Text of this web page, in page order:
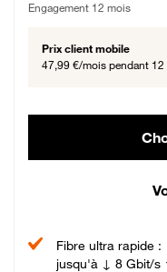
Engagement 12 mois
Prix client mobile
47,99 €/mois pendant
Fibre ultra rapide :
jusqu'à ↓ 8 Gbit/s